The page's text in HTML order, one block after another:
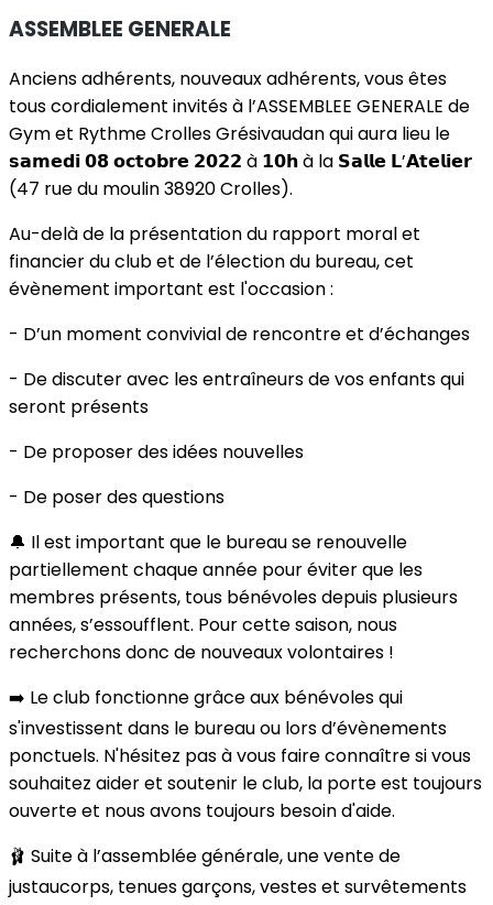
ASSEMBLEE GENERALE
Anciens adhérents, nouveaux adhérents, vous êtes
tous cordialement invités à l’ASSEMBLEE GENERALE de
Gym et Rythme Crolles Grésivaudan qui aura lieu le
𝘀𝗮𝗺𝗲𝗱𝗶 𝟬𝟴 𝗼𝗰𝘁𝗼𝗯𝗿𝗲 𝟮𝟬𝟮𝟮 à 𝟭𝟬𝗵 à la 𝗦𝗮𝗹𝗹𝗲 𝗟’𝗔𝘁𝗲𝗹𝗶𝗲𝗿
(47 rue du moulin 38920 Crolles).
Au-delà de la présentation du rapport moral et
financier du club et de l’élection du bureau, cet
évènement important est l'occasion :
- D’un moment convivial de rencontre et d’échanges
- De discuter avec les entraîneurs de vos enfants qui
seront présents
- De proposer des idées nouvelles
- De poser des questions
🔔 Il est important que le bureau se renouvelle
partiellement chaque année pour éviter que les
membres présents, tous bénévoles depuis plusieurs
années, s’essoufflent. Pour cette saison, nous
recherchons donc de nouveaux volontaires !
➡️ Le club fonctionne grâce aux bénévoles qui
s'investissent dans le bureau ou lors d’évènements
ponctuels. N'hésitez pas à vous faire connaître si vous
souhaitez aider et soutenir le club, la porte est toujours
ouverte et nous avons toujours besoin d'aide.
🩰 Suite à l’assemblée générale, une vente de
justaucorps, tenues garçons, vestes et survêtements